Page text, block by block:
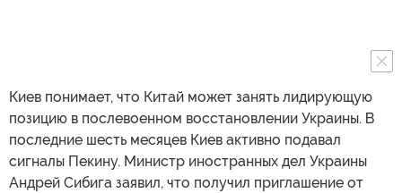
Киев понимает, что Китай может занять лидирующую
позицию в послевоенном восстановлении Украины. В
последние шесть месяцев Киев активно подавал
сигналы Пекину. Министр иностранных дел Украины
Андрей Сибига заявил, что получил приглашение от